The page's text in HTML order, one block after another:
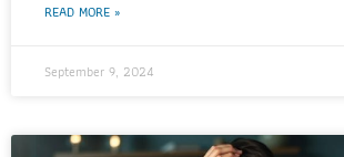
READ MORE »
September 9, 2024